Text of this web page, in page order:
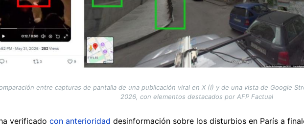
entre capturas de pantalla de una publicación viral en X (I) y de una vista de Google
2026, con elementos destacados por AFP Factual
verificado con anterioridad desinformación sobre los disturbios en París a